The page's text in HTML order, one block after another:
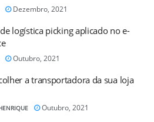
Dezembro, 2021
logística picking aplicado no e-
Outubro, 2021
a transportadora da sua loja
Outubro, 2021